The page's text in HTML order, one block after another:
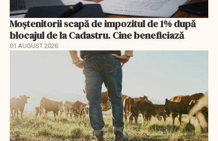
Moștenitorii scapă de impozitul de 1% după
blocajul de la Cadastru. Cine beneficiază
01 AUGUST 2026